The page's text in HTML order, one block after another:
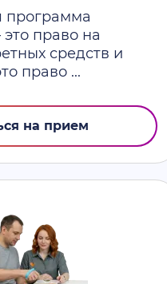
программа
право на
средств и
право ...
на прием